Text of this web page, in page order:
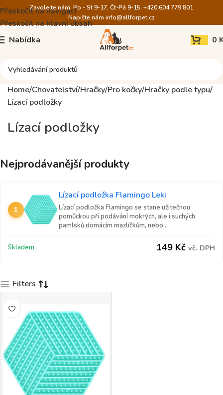
Přeskočit na navigaci
Přeskočit na hlavní obsah
Zavolejte nám: Po - St 9-17, Čt-Pá 9-15, +420 604 779 801
Napište nám info@allforpet.cz
Nabídka 0
Home Chovatelství Hračky Pro kočky Hračky podle typu
Lízací podložky
Lízací podložky
Nejprodávanější produkty
1
Lízací podložka Flamingo Leki
Lízací podložka Flamingo se stane užitečnou
pomůckou při podávání mokrých, ale i suchých
pamlsků domácím mazlíčkům, nebo...
Skladem 149 Kč vč. DPH
Filters